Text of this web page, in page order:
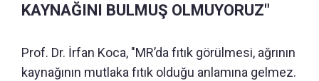
KAYNAĞINI BULMUŞ OLMUYORUZ"
Prof. Dr. İrfan Koca, "MR’da fıtık görülmesi, ağrının
kaynağının mutlaka fıtık olduğu anlamına gelmez.